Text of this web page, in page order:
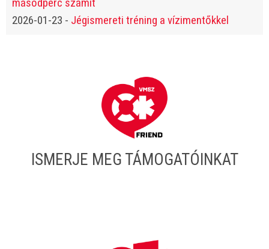
2026-01-23 - Jégismereti tréning a vízimentőkkel
ISMERJE MEG TÁMOGATÓINKAT